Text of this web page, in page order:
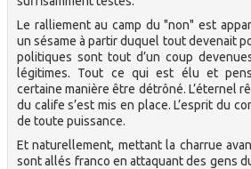
Le ralliement au camp du "non" est
un sésame à partir duquel tout devenait
politiques sont tout d’un coup
légitimes. Tout ce qui est élu et
certaine manière être détrôné. L’éternel
du calife s’est mis en place. L’esprit du
de toute puissance.
Et naturellement, mettant la charrue
sont allés franco en attaquant des gens